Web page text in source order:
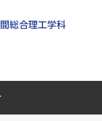
総合理工学科